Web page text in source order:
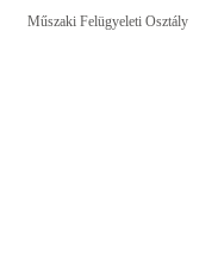
Műszaki Felügyeleti Osztály